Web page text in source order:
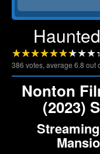
386 votes, average 6.8 out
Nonton
(2023)